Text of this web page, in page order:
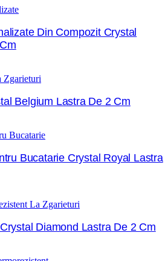
Din Compozit Crystal
Belgium Lastra De 2 Cm
Bucatarie Crystal Royal Lastra
Diamond Lastra De 2 Cm